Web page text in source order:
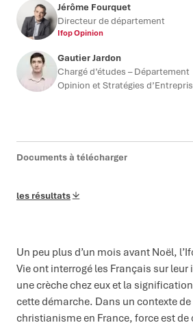
Jérôme Fourquet
Directeur de département
Ifop Opinion
Gautier Jardon
Chargé d’études – Département
Opinion et Stratégies
Documents à télécharger
les résultats
Un peu plus d’un mois avant Noël,
Vie ont interrogé les Français sur
une crèche chez eux et la
cette démarche. Dans un contexte
christianisme en France, force est